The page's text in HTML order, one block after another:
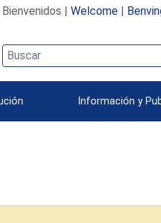
Bienvenidos | Welcome|
Información y